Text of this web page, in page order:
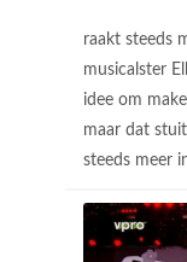
raakt steeds
musicalster
idee om
maar dat
steeds meer